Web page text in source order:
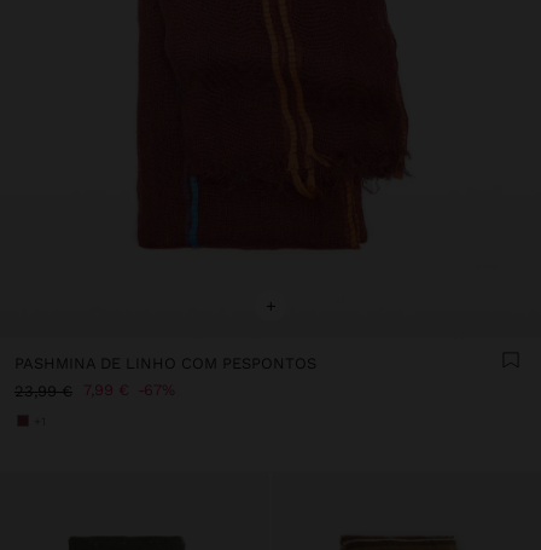
+
PASHMINA DE LINHO COM PESPONTOS
23,99 €
7,99 € 67%